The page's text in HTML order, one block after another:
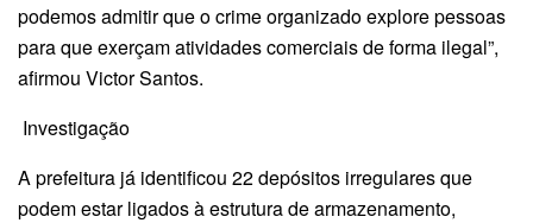
podemos admitir que o crime organizado explore pessoas
para que exerçam atividades comerciais de forma ilegal”,
afirmou Victor Santos.
Investigação
A prefeitura já identificou 22 depósitos irregulares que
podem estar ligados à estrutura de armazenamento,